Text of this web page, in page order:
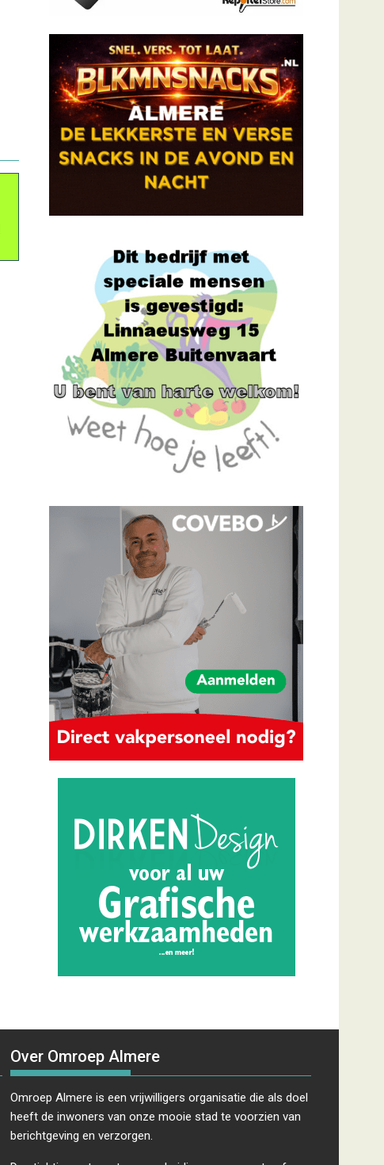
Over Omroep Almere
Omroep Almere is een vrijwilligers organisatie die als doel
heeft de inwoners van onze mooie stad te voorzien van
berichtgeving en verzorgen.